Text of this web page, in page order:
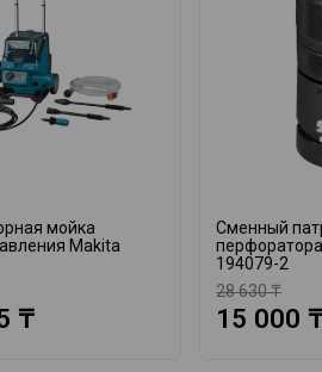
мойка
Makita
₸
Сменный
194079-2
28 630 ₸
15 000